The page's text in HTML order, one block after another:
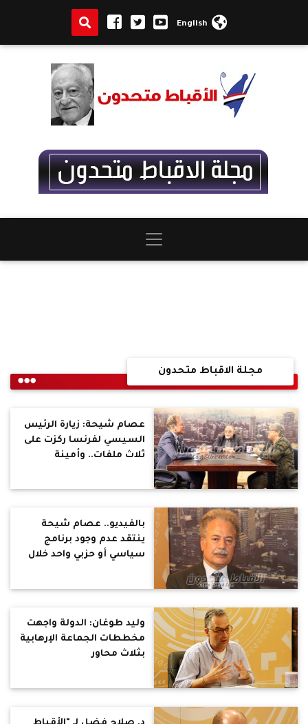
English
مجلة الاقباط متحدون
عصام شيحة: زيارة الرئيس
السيسي لفرنسا ركزت على
ثلاث ملفات.. وأمينة
بالفيديو.. عصام شيحة
ينتقد عدم وجود برنامج
سياسي أو حزبي واحد خلال
وليد طوغان: الدولة واجهت
مخططات الجماعة الإرهابية
بثلاث محاور